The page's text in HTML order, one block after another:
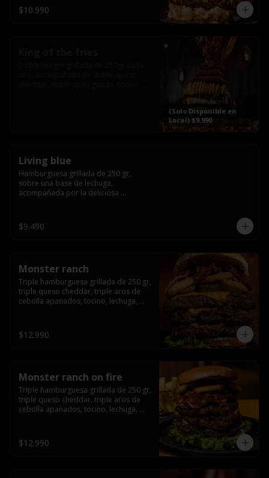
$10.990
(Solo Disponible en
Local) $9.990
Living blue
Hamburguesa grillada de 250 gr,
sobre una base de lechuga,
acompañada por la deliciosa
wisky jack daniels y salsa de miel.-
$9.490
Monster ranch
Triple hamburguesa grillada de 250 gr,
triple queso cheddar, triple aros de
cebolla apanados, tocino, lechuga,
$12.990
Monster ranch on fire
Triple hamburguesa grillada de 250 gr,
triple queso cheddar, triple aros de
cebolla apanados, tocino, lechuga,
jalapeños de texas.
$12.990